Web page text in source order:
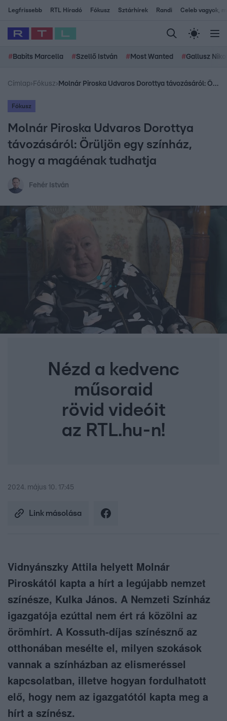
Legfrissebb RTL Híradó Fókusz Sztárhírek Randi Celeb vagyok,
# Babits Marcella #Szellő István # Most Wanted #Gallusz
Címlap› Fókusz› Molnár Piroska Udvaros Dorottya távozásáról: Örüljön egy színház, hogy a magáénak tudhatja
Fókusz
Molnár Piroska Udvaros Dorottya
távozásáról: Örüljön egy színház,
hogy a magáénak tudhatja
Fehér István
Nézd a kedvenc
műsoraid
rövid videóit
az RTL.hu-n!
2024. május 10. 17:45
Link másolása
Vidnyánszky Attila helyett Molnár
Piroskától kapta a hírt a legújabb nemzet
színésze, Kulka János. A Nemzeti Színház
igazgatója ezúttal nem ért rá közölni az
örömhírt. A Kossuth-díjas színésznő az
otthonában mesélte el, milyen szokások
vannak a színházban az elismeréssel
kapcsolatban, illetve hogyan fordulhatott
elő, hogy nem az igazgatótól kapta meg a
hírt a színész.